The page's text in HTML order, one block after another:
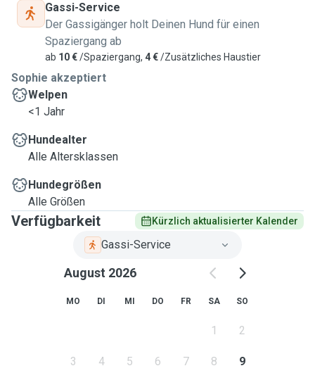
Dogs. I aspire to help people in my community and will make
sure to put the safety and happiness of your dog first.
Gassi-Service
Der Gassigänger holt Deinen Hund für einen
Spaziergang ab
ab 10 €/Spaziergang, 4 €/Zusätzliches Haustier
Sophie akzeptiert
Welpen
<1 Jahr
Hundealter
Alle Altersklassen
Hundegrößen
Alle Größen
Verfügbarkeit Kürzlich aktualisierter Kalender
Gassi-Service
August 2026
MO DI MI DO FR SA SO
1 2
3 4 5 6 7 8 9